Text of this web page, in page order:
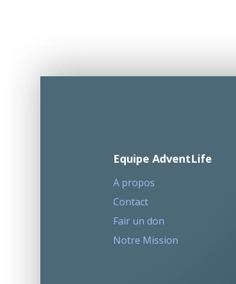
Equipe AdventLife
A propos
Contact
Fair un don
Notre Mission